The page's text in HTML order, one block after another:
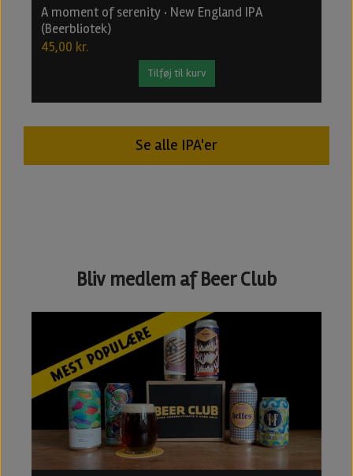
A moment of serenity · New England IPA
(Beerbliotek)
45,00 kr.
Tilføj til kurv
Se alle IPA'er
Bliv medlem af Beer Club